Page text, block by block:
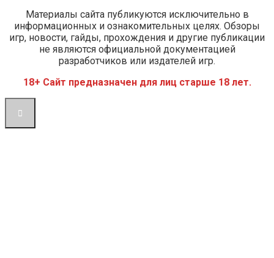
Материалы сайта публикуются исключительно в
информационных и ознакомительных целях. Обзоры
игр, новости, гайды, прохождения и другие публикации
не являются официальной документацией
разработчиков или издателей игр.
18+ Сайт предназначен для лиц старше 18 лет.